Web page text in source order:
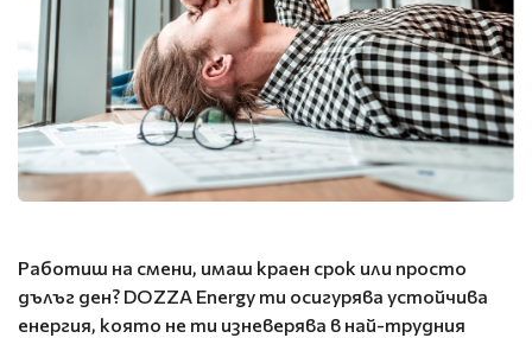
Работиш на смени, имаш краен срок или просто
дълъг ден? DOZZA Energy ти осигурява устойчива
енергия, която не ти изневерява в най-трудния